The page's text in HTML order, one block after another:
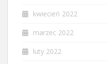
kwiecień 2022
marzec 2022
luty 2022